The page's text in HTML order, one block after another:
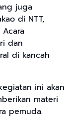
juga
di NTT,
dan
di kancah
ini akan
materi
pemuda.